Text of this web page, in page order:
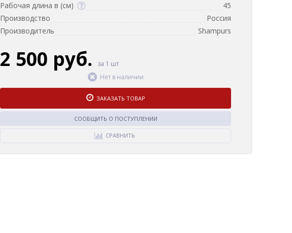
Рабочая длина в (см)
45
Производство
Россия
Производитель
Shampurs
2 500 руб.
за 1 шт
Нет в наличии
ЗАКАЗАТЬ ТОВАР
СООБЩИТЬ О ПОСТУПЛЕНИИ
СРАВНИТЬ